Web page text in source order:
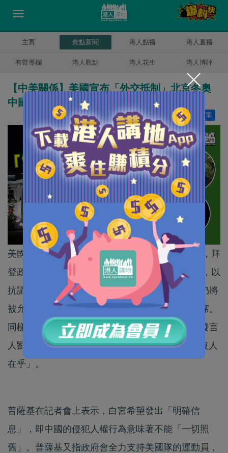
主頁 焦點新聞 港人點播 港人直播
有聲專欄 港人觀點 港人花生 港人博評
【中美關係】美國宣布「外交抵制」北京冬奧
中國駐美大使館：沒人在乎
分享
讚好 20
美國白宮發言人普薩基(Jen Psaki)周一(6日)宣布，拜
登政府不會派任何外交代表出席2022年北京冬奧，以
抗議中國在新疆侵犯人權的行為。而美國運動員仍將
被允許參加北京冬奧，但美國政府不會派官員出席。
同樣政策亦將在冬殘奧會執行。中國駐美大使館發言
人劉鵬宇在Twitter就事件回應，只冷冷回應指「沒人
在乎」。
普薩基在記者會上表示，白宮希望發出「明確信
息」，即中國的侵犯人權行為意味著不能「一切照
舊」。普薩基又指政府會全力支持美國隊的運動員，